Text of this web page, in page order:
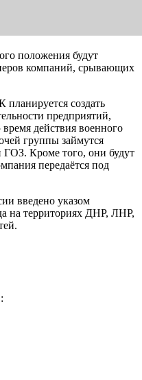
положения будут
компаний, срывающих
создать
предприятий,
действия военного
группы займутся
Кроме того, они будут
передаётся под
введено указом
на территориях ДНР, ЛНР,